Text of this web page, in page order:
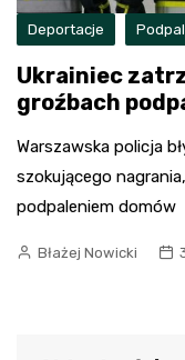
Deportacje
Ukrainiec
groźbach
Warszawska policja
szokującego
podpaleniem domów
Błażej Nowicki